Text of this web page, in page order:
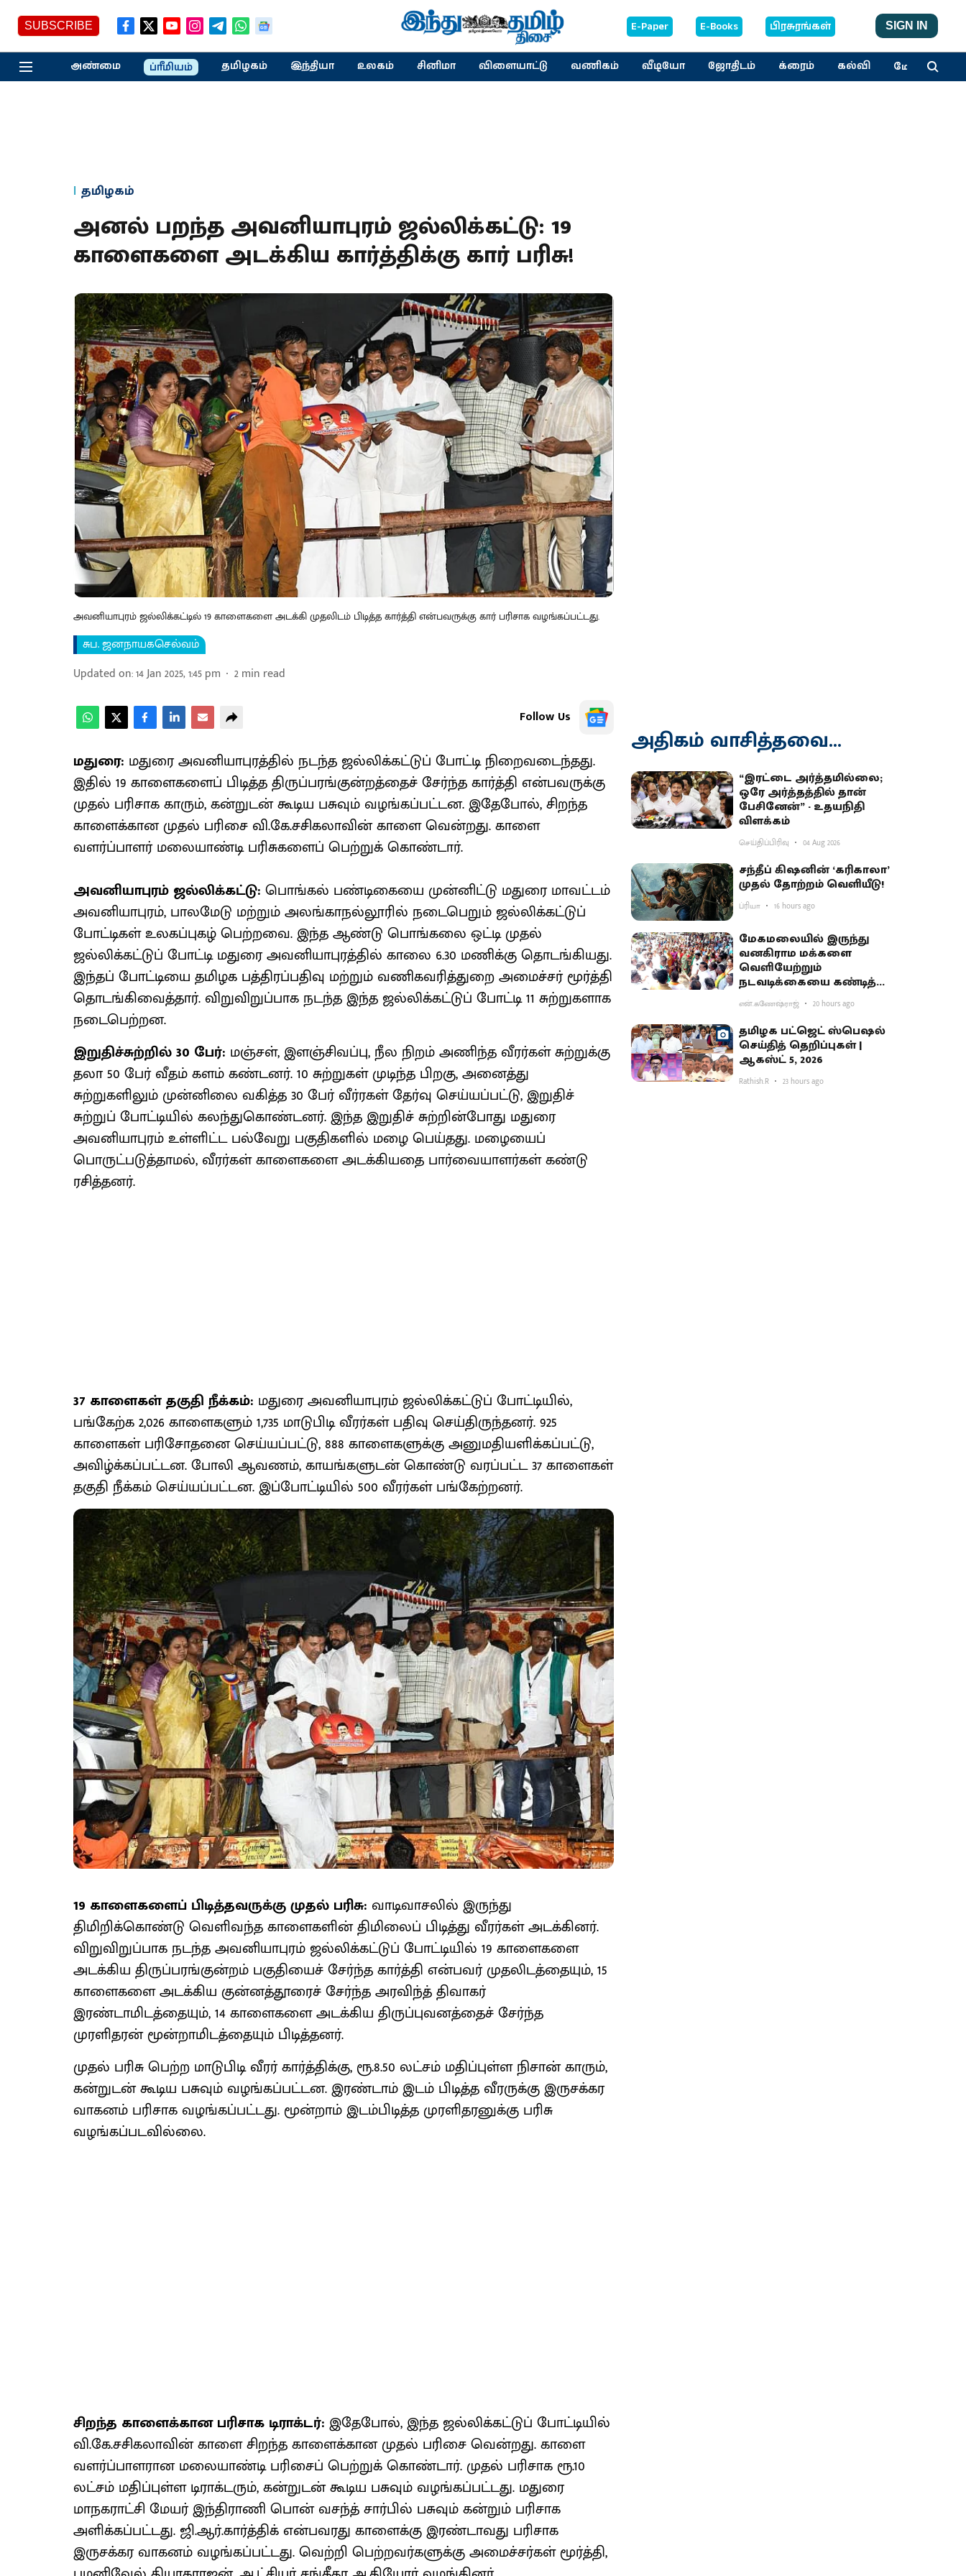
SUBSCRIBE E-Paper E-Books பிரசுரங்கள் SIGN IN
அண்மை ப்ரீமியம் தமிழகம் இந்தியா உலகம் சினிமா விளையாட்டு வணிகம் வீடியோ ஜோதிடம் க்ரைம் கல்வி மேலும்
தமிழகம்
அனல் பறந்த அவனியாபுரம் ஜல்லிக்கட்டு: 19
காளைகளை அடக்கிய கார்த்திக்கு கார் பரிசு!
அவனியாபுரம் ஜல்லிக்கட்டில் 19 காளைகளை அடக்கி முதலிடம் பிடித்த கார்த்தி என்பவருக்கு கார் பரிசாக வழங்கப்பட்டது.
சுப. ஜனநாயகசெல்வம்
Updated on:14 Jan 2025, 1:45 pm 2min read
Follow Us
மதுரை: மதுரை அவனியாபுரத்தில் நடந்த ஜல்லிக்கட்டுப் போட்டி நிறைவடைந்தது.
இதில் 19 காளைகளைப் பிடித்த திருப்பரங்குன்றத்தைச் சேர்ந்த கார்த்தி என்பவருக்கு
முதல் பரிசாக காரும், கன்றுடன் கூடிய பசுவும் வழங்கப்பட்டன. இதேபோல், சிறந்த
காளைக்கான முதல் பரிசை வி.கே.சசிகலாவின் காளை வென்றது. காளை
வளர்ப்பாளர் மலையாண்டி பரிசுகளைப் பெற்றுக் கொண்டார்.
அவனியாபுரம் ஜல்லிக்கட்டு: பொங்கல் பண்டிகையை முன்னிட்டு மதுரை மாவட்டம்
அவனியாபுரம், பாலமேடு மற்றும் அலங்காநல்லூரில் நடைபெறும் ஜல்லிக்கட்டுப்
போட்டிகள் உலகப்புகழ் பெற்றவை. இந்த ஆண்டு பொங்கலை ஒட்டி முதல்
ஜல்லிக்கட்டுப் போட்டி மதுரை அவனியாபுரத்தில் காலை 6.30 மணிக்கு தொடங்கியது.
இந்தப் போட்டியை தமிழக பத்திரப்பதிவு மற்றும் வணிகவரித்துறை அமைச்சர் மூர்த்தி
தொடங்கிவைத்தார். விறுவிறுப்பாக நடந்த இந்த ஜல்லிக்கட்டுப் போட்டி 11 சுற்றுகளாக
நடைபெற்றன.
இறுதிச்சுற்றில் 30 பேர்: மஞ்சள், இளஞ்சிவப்பு, நீல நிறம் அணிந்த வீரர்கள் சுற்றுக்கு
தலா 50 பேர் வீதம் களம் கண்டனர். 10 சுற்றுகள் முடிந்த பிறகு, அனைத்து
சுற்றுகளிலும் முன்னிலை வகித்த 30 பேர் வீர்ரகள் தேர்வு செய்யப்பட்டு, இறுதிச்
சுற்றுப் போட்டியில் கலந்துகொண்டனர். இந்த இறுதிச் சுற்றின்போது மதுரை
அவனியாபுரம் உள்ளிட்ட பல்வேறு பகுதிகளில் மழை பெய்தது. மழையைப்
பொருட்படுத்தாமல், வீரர்கள் காளைகளை அடக்கியதை பார்வையாளர்கள் கண்டு
ரசித்தனர்.
37 காளைகள் தகுதி நீக்கம்: மதுரை அவனியாபுரம் ஜல்லிக்கட்டுப் போட்டியில்,
பங்கேற்க 2,026 காளைகளும் 1,735 மாடுபிடி வீரர்கள் பதிவு செய்திருந்தனர். 925
காளைகள் பரிசோதனை செய்யப்பட்டு, 888 காளைகளுக்கு அனுமதியளிக்கப்பட்டு,
அவிழ்க்கப்பட்டன. போலி ஆவணம், காயங்களுடன் கொண்டு வரப்பட்ட 37 காளைகள்
தகுதி நீக்கம் செய்யப்பட்டன. இப்போட்டியில் 500 வீரர்கள் பங்கேற்றனர்.
19 காளைகளைப் பிடித்தவருக்கு முதல் பரிசு: வாடிவாசலில் இருந்து
திமிறிக்கொண்டு வெளிவந்த காளைகளின் திமிலைப் பிடித்து வீரர்கள் அடக்கினர்.
விறுவிறுப்பாக நடந்த அவனியாபுரம் ஜல்லிக்கட்டுப் போட்டியில் 19 காளைகளை
அடக்கிய திருப்பரங்குன்றம் பகுதியைச் சேர்ந்த கார்த்தி என்பவர் முதலிடத்தையும், 15
காளைகளை அடக்கிய குன்னத்தூரைச் சேர்ந்த அரவிந்த் திவாகர்
இரண்டாமிடத்தையும், 14 காளைகளை அடக்கிய திருப்புவனத்தைச் சேர்ந்த
முரளிதரன் மூன்றாமிடத்தையும் பிடித்தனர்.
முதல் பரிசு பெற்ற மாடுபிடி வீரர் கார்த்திக்கு, ரூ.8.50 லட்சம் மதிப்புள்ள நிசான் காரும்,
கன்றுடன் கூடிய பசுவும் வழங்கப்பட்டன. இரண்டாம் இடம் பிடித்த வீரருக்கு இருசக்கர
வாகனம் பரிசாக வழங்கப்பட்டது. மூன்றாம் இடம்பிடித்த முரளிதரனுக்கு பரிசு
வழங்கப்படவில்லை.
சிறந்த காளைக்கான பரிசாக டிராக்டர்: இதேபோல், இந்த ஜல்லிக்கட்டுப் போட்டியில்
வி.கே.சசிகலாவின் காளை சிறந்த காளைக்கான முதல் பரிசை வென்றது. காளை
வளர்ப்பாளரான மலையாண்டி பரிசைப் பெற்றுக் கொண்டார். முதல் பரிசாக ரூ.10
லட்சம் மதிப்புள்ள டிராக்டரும், கன்றுடன் கூடிய பசுவும் வழங்கப்பட்டது. மதுரை
மாநகராட்சி மேயர் இந்திராணி பொன் வசந்த் சார்பில் பசுவும் கன்றும் பரிசாக
அளிக்கப்பட்டது. ஜி.ஆர்.கார்த்திக் என்பவரது காளைக்கு இரண்டாவது பரிசாக
இருசக்கர வாகனம் வழங்கப்பட்டது. வெற்றி பெற்றவர்களுக்கு அமைச்சர்கள் மூர்த்தி,
அதிகம் வாசித்தவை...
“இரட்டை அர்த்தமில்லை;
ஒரே அர்த்தத்தில் தான்
பேசினேன்” - உதயநிதி
விளக்கம்
செய்திப்பிரிவு 04 Aug 2026
சந்தீப் கிஷனின் ‘கரிகாலா’
முதல் தோற்றம் வெளியீடு!
ப்ரியா 16 hours ago
மேகமலையில் இருந்து
வனகிராம மக்களை
வெளியேற்றும்
நடவடிக்கையை கண்டித்து
ஆர்ப்பாட்டம்
என்.கணேஷ்ராஜ் 20 hours ago
தமிழக பட்ஜெட் ஸ்பெஷல்
செய்தித் தெறிப்புகள் |
ஆகஸ்ட் 5, 2026
Rathish.R 23 hours ago